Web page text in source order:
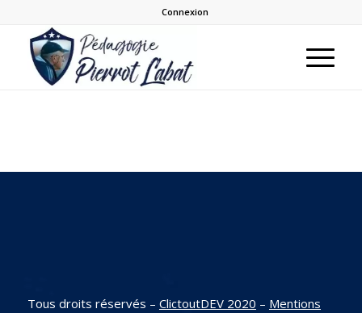
Connexion
Tous droits réservés – ClictoutDEV 2020 – Mentions